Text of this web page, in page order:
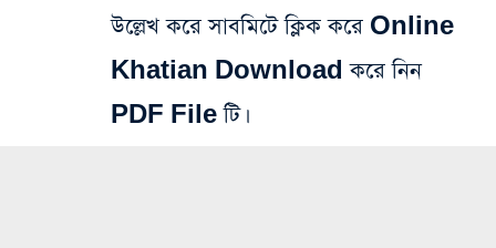
উল্লেখ করে সাবমিটে ক্লিক করে Online
Khatian Download করে নিন
PDF File টি।